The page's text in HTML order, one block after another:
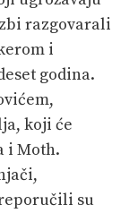
razgovarali
i
godina.
koji će
i Moth.
su